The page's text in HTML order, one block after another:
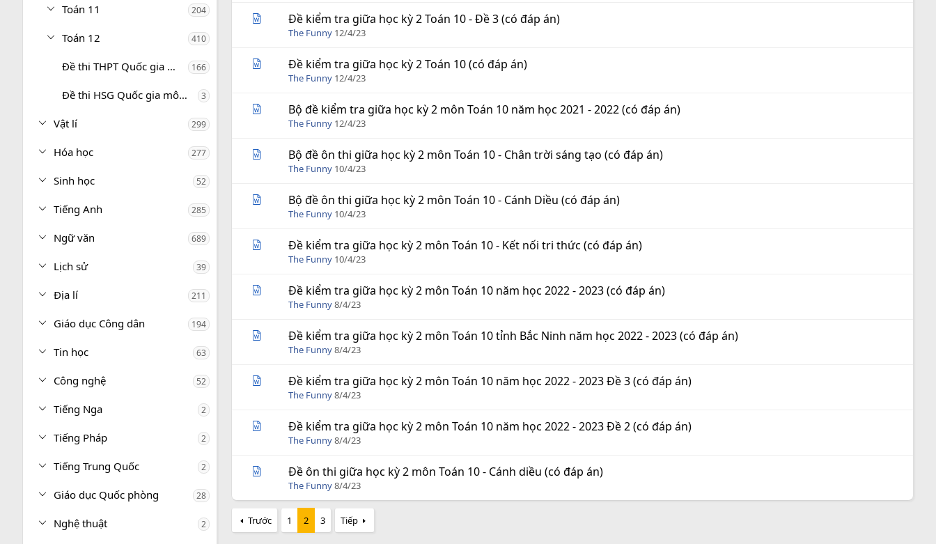
Toán 11 204
Toán 12 410
Đề thi THPT Quốc gia môn Toán 166
Đề thi HSG Quốc gia môn Toán 3
Vật lí 299
Hóa học 277
Sinh học 52
Tiếng Anh 285
Ngữ văn 689
Lịch sử 39
Địa lí 211
Giáo dục Công dân 194
Tin học 63
Công nghệ 52
Tiếng Nga 2
Tiếng Pháp 2
Tiếng Trung Quốc 2
Giáo dục Quốc phòng 28
Nghệ thuật 2
Đề kiểm tra giữa học kỳ 2 Toán 10 - Đề 3 (có đáp án)
The Funny 12/4/23
Đề kiểm tra giữa học kỳ 2 Toán 10 (có đáp án)
The Funny 12/4/23
Bộ đề kiểm tra giữa học kỳ 2 môn Toán 10 năm học 2021 - 2022 (có đáp án)
The Funny 12/4/23
Bộ đề ôn thi giữa học kỳ 2 môn Toán 10 - Chân trời sáng tạo (có đáp án)
The Funny 10/4/23
Bộ đề ôn thi giữa học kỳ 2 môn Toán 10 - Cánh Diều (có đáp án)
The Funny 10/4/23
Đề kiểm tra giữa học kỳ 2 môn Toán 10 - Kết nối tri thức (có đáp án)
The Funny 10/4/23
Đề kiểm tra giữa học kỳ 2 môn Toán 10 năm học 2022 - 2023 (có đáp án)
The Funny8/4/23
Đề kiểm tra giữa học kỳ 2 môn Toán 10 tỉnh Bắc Ninh năm học 2022 - 2023 (có đáp án)
The Funny8/4/23
Đề kiểm tra giữa học kỳ 2 môn Toán 10 năm học 2022 - 2023 Đề 3 (có đáp án)
The Funny8/4/23
Đề kiểm tra giữa học kỳ 2 môn Toán 10 năm học 2022 - 2023 Đề 2 (có đáp án)
The Funny8/4/23
Đề ôn thi giữa học kỳ 2 môn Toán 10 - Cánh diều (có đáp án)
The Funny8/4/23
Trước 1 2 3 Tiếp